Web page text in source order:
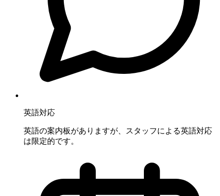
英語対応
英語の案内板がありますが、スタッフによる英語対応
は限定的です。